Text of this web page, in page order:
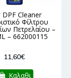
DPF Cleaner
Φίλτρου
Πετρελαίου –
– 662000115
11,60€
Καλαθι